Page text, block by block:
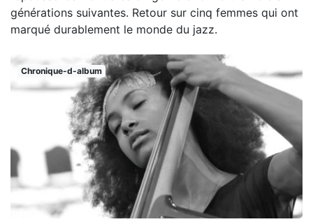
générations suivantes. Retour sur cinq femmes qui ont
marqué durablement le monde du jazz.
Chronique-d-album